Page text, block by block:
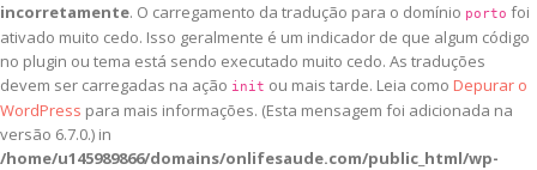
incorretamente. O carregamento da tradução para o domínio porto foi
ativado muito cedo. Isso geralmente é um indicador de que algum código
no plugin ou tema está sendo executado muito cedo. As traduções
devem ser carregadas na ação init ou mais tarde. Leia como Depurar o
WordPress para mais informações. (Esta mensagem foi adicionada na
versão 6.7.0.) in
/home/u145989866/domains/onlifesaude.com/public_html/wp-